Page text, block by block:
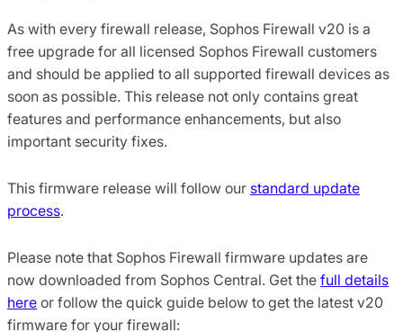
As with every firewall release, Sophos Firewall v20 is a
free upgrade for all licensed Sophos Firewall customers
and should be applied to all supported firewall devices as
soon as possible. This release not only contains great
features and performance enhancements, but also
important security fixes.
This firmware release will follow our standard update
process.
Please note that Sophos Firewall firmware updates are
now downloaded from Sophos Central. Get the full details
here or follow the quick guide below to get the latest v20
firmware for your firewall: